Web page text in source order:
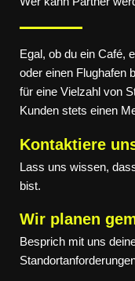
Egal, ob du ein Café,
oder einen Flughafen
für eine Vielzahl von
Kunden stets einen
Kontaktiere
Lass uns wissen,
bist.
Wir planen
Besprich mit uns